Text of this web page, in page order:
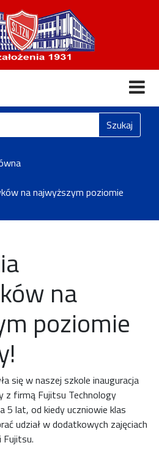
na najwyższym poziomie
Szukaj
na
poziomie
się w naszej szkole inauguracja
z firmą Fujitsu Technology
5 lat, od kiedy uczniowie klas
udział w dodatkowych zajęciach
Fujitsu.